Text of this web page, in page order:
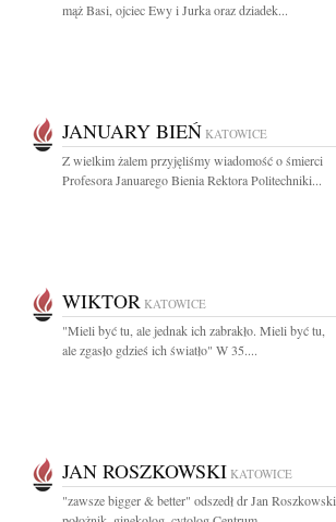
mąż Basi, ojciec Ewy i Jurka oraz dziadek...
JANUARY BIEŃ KATOWICE
Z wielkim żalem przyjęliśmy wiadomość o śmierci
Profesora Januarego Bienia Rektora Politechniki...
WIKTOR KATOWICE
"Mieli być tu, ale jednak ich zabrakło. Mieli być tu,
ale zgasło gdzieś ich światło" W 35....
JAN ROSZKOWSKI KATOWICE
"zawsze bigger & better" odszedł dr Jan Roszkowski